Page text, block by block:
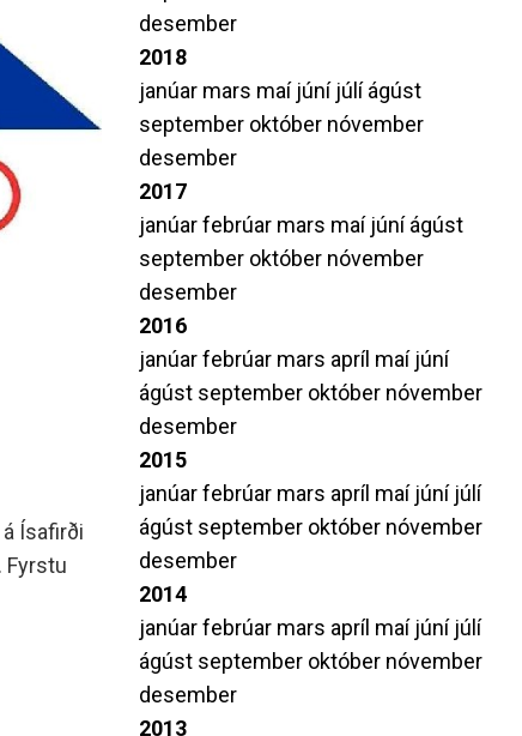
Ísafirði
Fyrstu
desember
2018
janúar mars maí júní júlíágúst
september október nóvember
desember
2017
janúarfebrúar mars maí júníágúst
september október nóvember
desember
2016
janúarfebrúar mars apríl maí júní
ágúst september október nóvember
desember
2015
janúarfebrúar mars apríl maí júní júlí
ágúst september október nóvember
desember
2014
janúarfebrúar mars apríl maí júní júlí
ágúst september október nóvember
desember
2013